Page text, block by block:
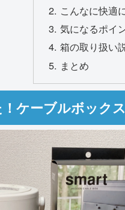
こんなに快適
気になるポイ
箱の取り扱い
まとめ
ケーブルボックス